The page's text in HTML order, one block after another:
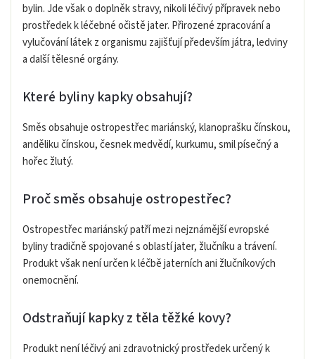
bylin. Jde však o doplněk stravy, nikoli léčivý přípravek nebo
prostředek k léčebné očistě jater. Přirozené zpracování a
vylučování látek z organismu zajišťují především játra, ledviny
a další tělesné orgány.
Které byliny kapky obsahují?
Směs obsahuje ostropestřec mariánský, klanoprašku čínskou,
anděliku čínskou, česnek medvědí, kurkumu, smil písečný a
hořec žlutý.
Proč směs obsahuje ostropestřec?
Ostropestřec mariánský patří mezi nejznámější evropské
byliny tradičně spojované s oblastí jater, žlučníku a trávení.
Produkt však není určen k léčbě jaterních ani žlučníkových
onemocnění.
Odstraňují kapky z těla těžké kovy?
Produkt není léčivý ani zdravotnický prostředek určený k